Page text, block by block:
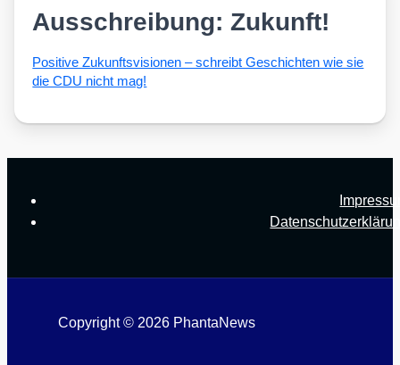
Ausschreibung: Zukunft!
Posi­ti­ve Zukunfts­vi­sio­nen – schreibt Geschich­ten wie sie
die CDU nicht mag!
Copyright © 2026 PhantaNews